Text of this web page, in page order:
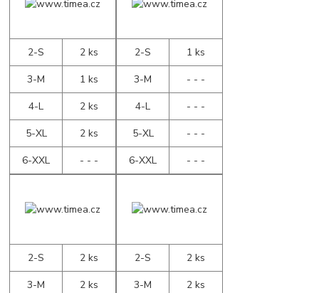
2-S
2 ks
3-M
1 ks
4-L
2 ks
5-XL
2 ks
6-XXL
- - -
2-S
1 ks
3-M
- - -
4-L
- - -
5-XL
- - -
6-XXL
- - -
2-S
2 ks
3-M
2 ks
2-S
2 ks
3-M
2 ks